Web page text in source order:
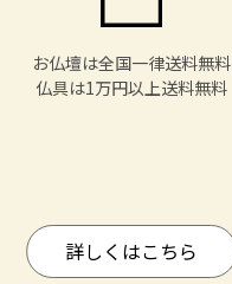
お仏壇は全国一律送料無料
仏具は1万円以上送料無料
詳しくはこちら